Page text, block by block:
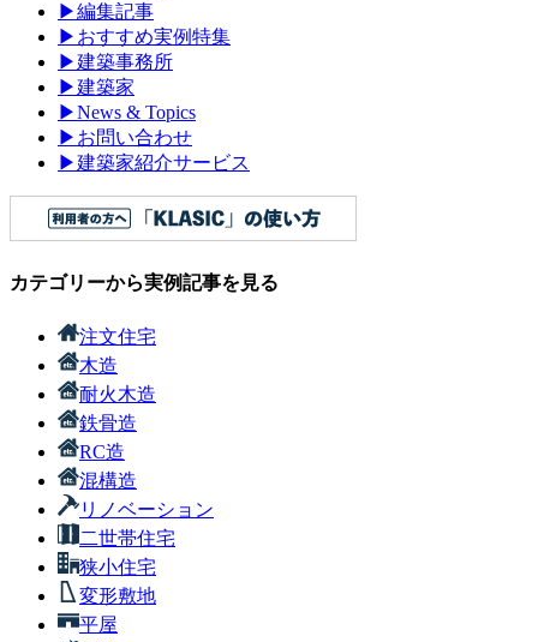
▶編集記事
▶ おすすめ実例特集
▶建築事務所
▶建築家
▶News & Topics
▶ お問い合わせ
▶建築家紹介サービス
カテゴリーから実例記事を見る
注文住宅
木造
耐火木造
鉄骨造
RC造
混構造
リノベーション
二世帯住宅
狭小住宅
変形敷地
平屋